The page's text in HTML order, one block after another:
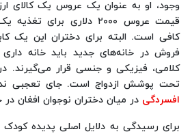
وجود، او به عنوان یک عروس یک کالای
قیمت عروس ۲۰۰۰ دلاری
کافی است. البته برای دختران این یک
فروش در خانه‌های جدید باید خانه داری
کلامی، فیزیکی و جنسی قرار می‌گیرند.
تحت پوشش ازدواج است. جای تعجبی
افسردگی در میان دختران نوجوان افغان
برای رسیدگی به دلایل اصلی پدیده